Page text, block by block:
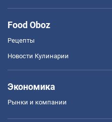
Food Oboz
Рецепты
Новости Кулинарии
Экономика
Рынки и компании